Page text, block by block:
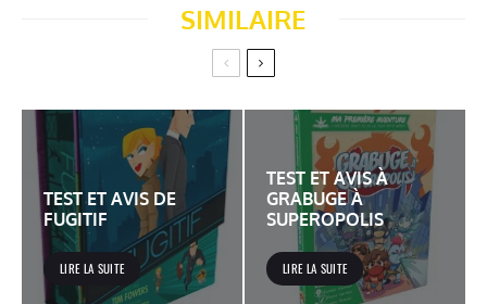
SIMILAIRE
TEST ET AVIS DE
FUGITIF
LIRE LA SUITE
TEST ET AVIS À
GRABUGE À
SUPEROPOLIS
LIRE LA SUITE